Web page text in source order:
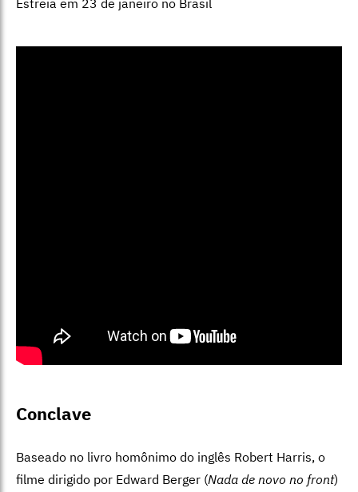
Conclave
Baseado no livro homônimo do inglês Robert Harris, o
filme dirigido por Edward Berger (Nada de novo no front)